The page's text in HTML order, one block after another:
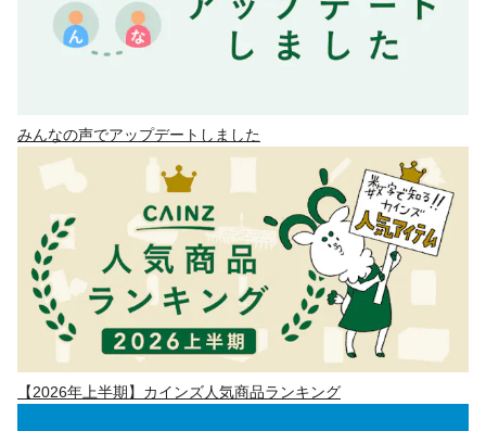
みんなの声でアップデートしました
【2026年上半期】カインズ人気商品ランキング